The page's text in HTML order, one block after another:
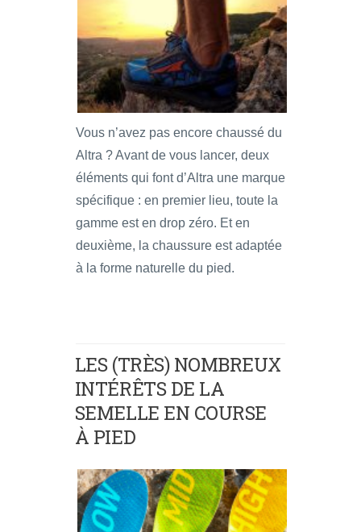
Vous n’avez pas encore chaussé du
Altra ? Avant de vous lancer, deux
éléments qui font d’Altra une marque
spécifique : en premier lieu, toute la
gamme est en drop zéro. Et en
deuxième, la chaussure est adaptée
à la forme naturelle du pied.
LES (TRÈS) NOMBREUX
INTÉRÊTS DE LA
SEMELLE EN COURSE
À PIED